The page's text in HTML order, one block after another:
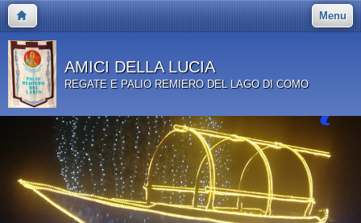
Menu
AMICI DELLA LUCIA
REGATE E PALIO REMIERO DEL LAGO DI COMO